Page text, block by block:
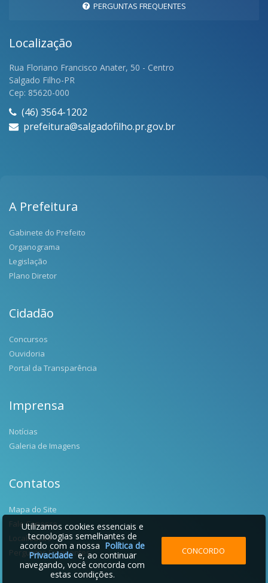
PERGUNTAS FREQUENTES
Localização
Rua Floriano Francisco Anater, 50 - Centro
Salgado Filho-PR
Cep: 85620-000
(46) 3564-1202
prefeitura@salgadofilho.pr.gov.br
A Prefeitura
Gabinete do Prefeito
Organograma
Legislação
Plano Diretor
Cidadão
Concursos
Ouvidoria
Portal da Transparência
Imprensa
Notícias
Galeria de Imagens
Contatos
Mapa do Site
Fale Conosco
Localização
Perguntas Frequentes
Utilizamos cookies essenciais e
tecnologias semelhantes de
acordo com a nossa Política de
Privacidadee, ao continuar
navegando, você concorda com
estas condições.
CONCORDO